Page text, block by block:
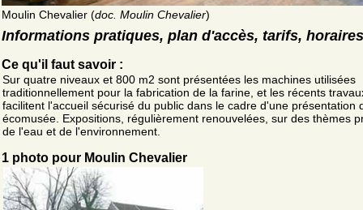
Moulin Chevalier (doc. Moulin Chevalier)
Informations pratiques, plan d'accès, tarifs, horaires
Ce qu'il faut savoir :
Sur quatre niveaux et 800 m2 sont présentées les machines utilisées
traditionnellement pour la fabrication de la farine, et les récents
facilitent l'accueil sécurisé du public dans le cadre d'une présentation
écomusée. Expositions, régulièrement renouvelées, sur des thèmes
de l'eau et de l'environnement.
1 photo pour Moulin Chevalier